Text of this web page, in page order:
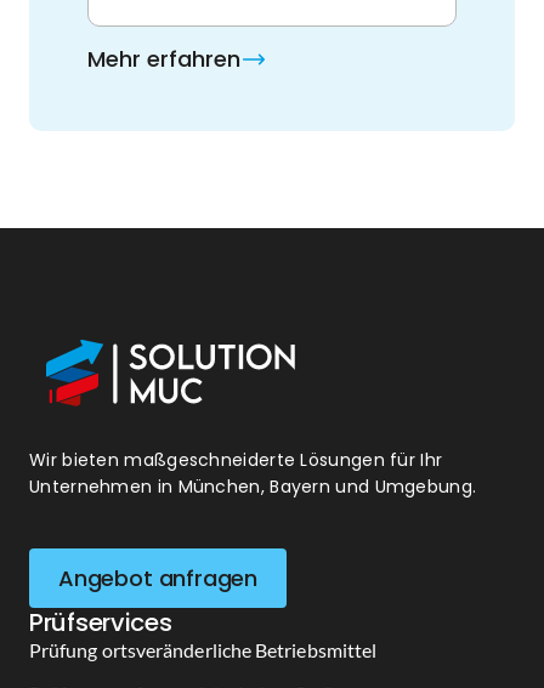
Mehr erfahren
Wir bieten maßgeschneiderte Lösungen für Ihr
Unternehmen in München, Bayern und Umgebung.
Angebot anfragen
Prüfservices
Prüfung ortsveränderliche Betriebsmittel